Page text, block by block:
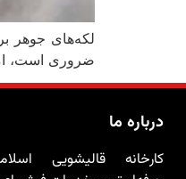
لکه‌های جوهر
ضروری است،
درباره ما
کارخانه قالیشویی